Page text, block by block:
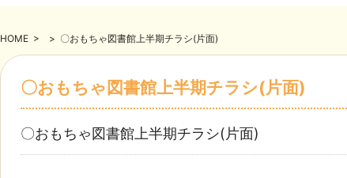
HOME > > 〇おもちゃ図書館上半期チラシ(片面)
〇おもちゃ図書館上半期チラシ(片面)
〇おもちゃ図書館上半期チラシ(片面)